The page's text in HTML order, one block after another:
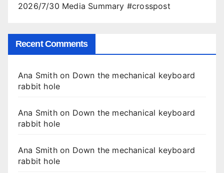
2026/7/30 Media Summary #crosspost
Recent Comments
Ana Smithon Down the mechanical keyboard
rabbit hole
Ana Smithon Down the mechanical keyboard
rabbit hole
Ana Smithon Down the mechanical keyboard
rabbit hole